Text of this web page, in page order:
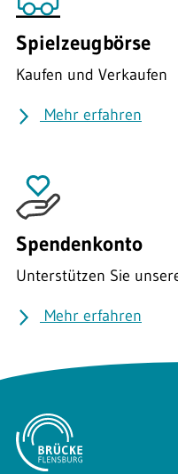
Spielzeugbörse
Kaufen und Verkaufen
Mehr erfahren
Spendenkonto
Unterstützen Sie
Mehr erfahren